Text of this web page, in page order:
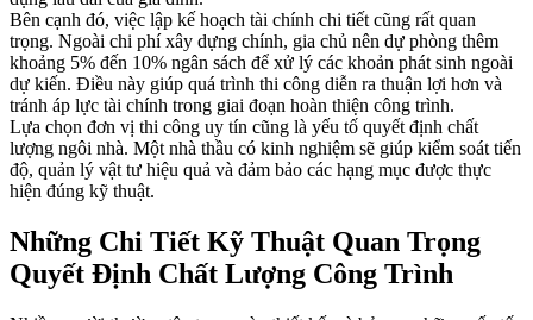
Bên cạnh đó, việc lập kế hoạch tài chính chi tiết cũng rất quan
trọng. Ngoài chi phí xây dựng chính, gia chủ nên dự phòng thêm
khoảng 5% đến 10% ngân sách để xử lý các khoản phát sinh ngoài
dự kiến. Điều này giúp quá trình thi công diễn ra thuận lợi hơn và
tránh áp lực tài chính trong giai đoạn hoàn thiện công trình.
Lựa chọn đơn vị thi công uy tín cũng là yếu tố quyết định chất
lượng ngôi nhà. Một nhà thầu có kinh nghiệm sẽ giúp kiểm soát tiến
độ, quản lý vật tư hiệu quả và đảm bảo các hạng mục được thực
hiện đúng kỹ thuật.
Những Chi Tiết Kỹ Thuật Quan Trọng
Quyết Định Chất Lượng Công Trình